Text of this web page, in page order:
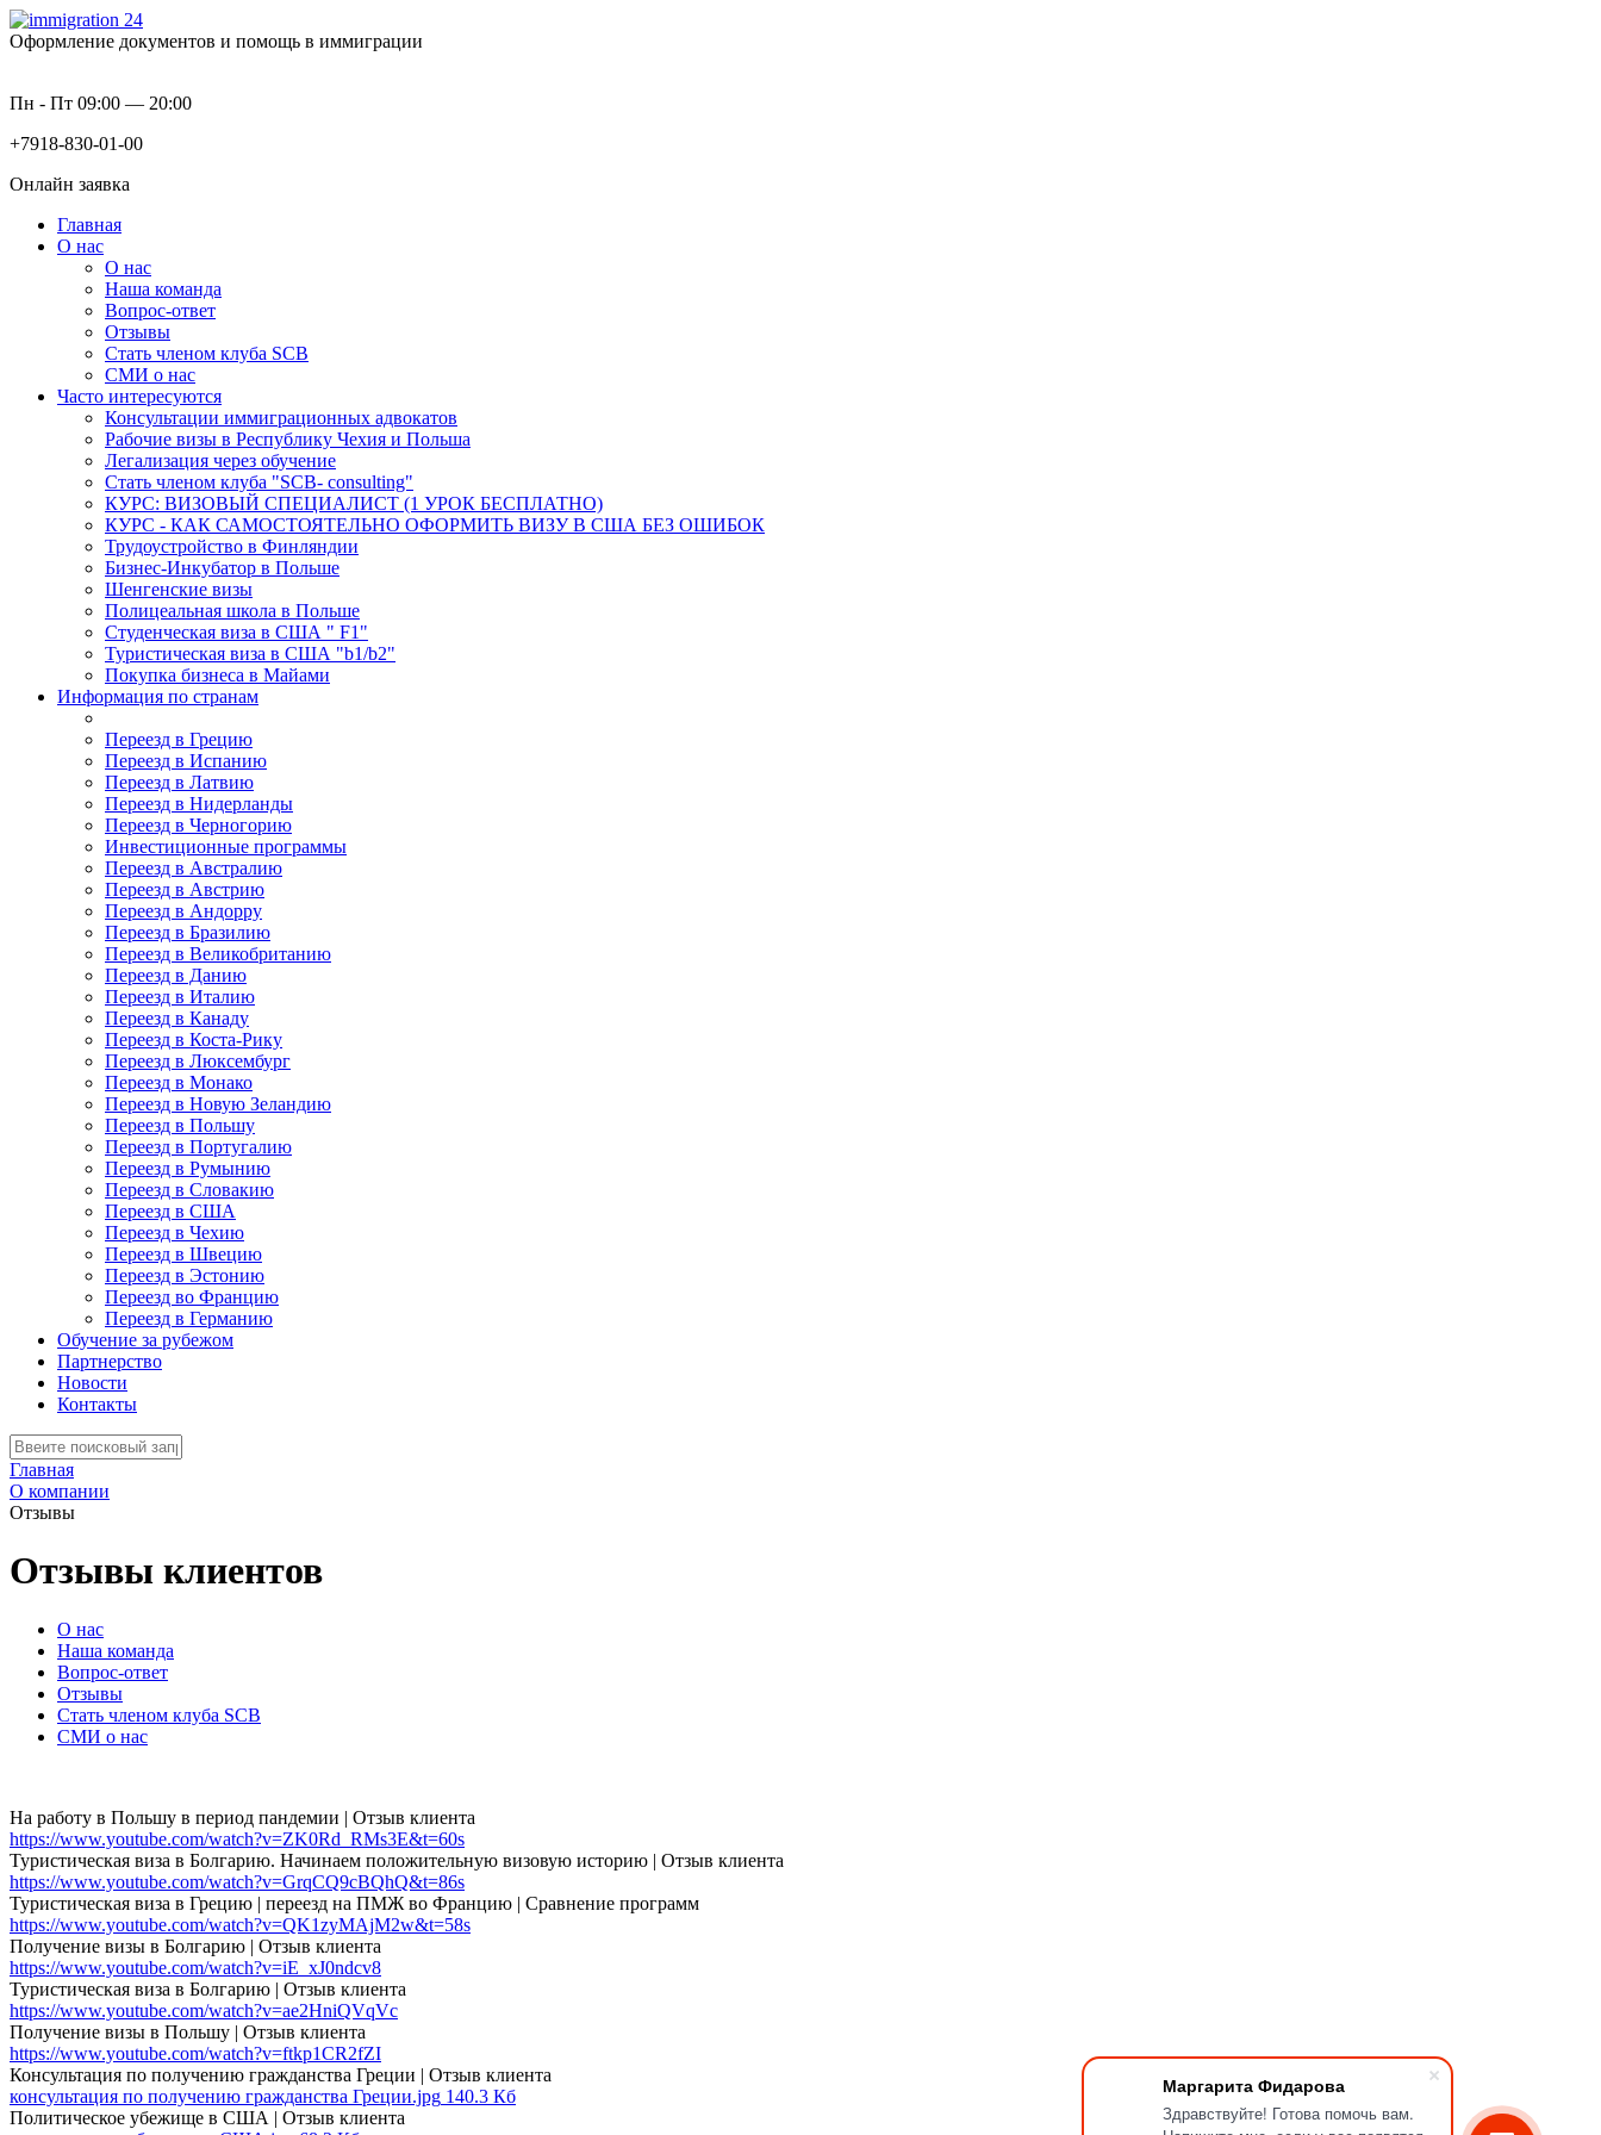
Маргарита Фидарова
Здравствуйте! Готова помочь вам.
Оформление документов и помощь в иммиграции
Пн - Пт 09:00 — 20:00
+7918-830-01-00
Онлайн заявка
Главная
О нас
О нас
Наша команда
Вопрос-ответ
Отзывы
Стать членом клуба SCB
СМИ о нас
Часто интересуются
Консультации иммиграционных адвокатов
Рабочие визы в Республику Чехия и Польша
Легализация через обучение
Стать членом клуба "SCB- consulting"
КУРС: ВИЗОВЫЙ СПЕЦИАЛИСТ (1 УРОК БЕСПЛАТНО)
КУРС - КАК САМОСТОЯТЕЛЬНО ОФОРМИТЬ ВИЗУ В США БЕЗ ОШИБОК
Трудоустройство в Финляндии
Бизнес-Инкубатор в Польше
Шенгенские визы
Полицеальная школа в Польше
Студенческая виза в США " F1"
Туристическая виза в США "b1/b2"
Покупка бизнеса в Майами
Информация по странам
Переезд в Грецию
Переезд в Испанию
Переезд в Латвию
Переезд в Нидерланды
Переезд в Черногорию
Инвестиционные программы
Переезд в Австралию
Переезд в Австрию
Переезд в Андорру
Переезд в Бразилию
Переезд в Великобританию
Переезд в Данию
Переезд в Италию
Переезд в Канаду
Переезд в Коста-Рику
Переезд в Люксембург
Переезд в Монако
Переезд в Новую Зеландию
Переезд в Польшу
Переезд в Португалию
Переезд в Румынию
Переезд в Словакию
Переезд в США
Переезд в Чехию
Переезд в Швецию
Переезд в Эстонию
Переезд во Францию
Переезд в Германию
Обучение за рубежом
Партнерство
Новости
Контакты
Главная
О компании
Отзывы
Отзывы клиентов
О нас
Наша команда
Вопрос-ответ
Отзывы
Стать членом клуба SCB
СМИ о нас
На работу в Польшу в период пандемии | Отзыв клиента
https://www.youtube.com/watch?v=ZK0Rd_RMs3E&t=60s
Туристическая виза в Болгарию. Начинаем положительную визовую историю | Отзыв клиента
https://www.youtube.com/watch?v=GrqCQ9cBQhQ&t=86s
Туристическая виза в Грецию | переезд на ПМЖ во Францию | Сравнение программ
https://www.youtube.com/watch?v=QK1zyMAjM2w&t=58s
Получение визы в Болгарию | Отзыв клиента
https://www.youtube.com/watch?v=iE_xJ0ndcv8
Туристическая виза в Болгарию | Отзыв клиента
https://www.youtube.com/watch?v=ae2HniQVqVc
Получение визы в Польшу | Отзыв клиента
https://www.youtube.com/watch?v=ftkp1CR2fZI
Консультация по получению гражданства Греции | Отзыв клиента
консультация по получению гражданства Греции.jpg 140.3 Кб
Политическое убежище в США | Отзыв клиента